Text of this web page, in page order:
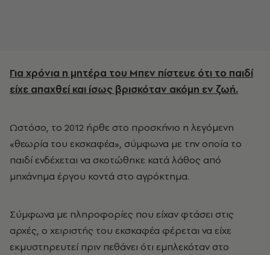
Για χρόνια η μητέρα του Μπεν πίστευε ότι το παιδί
είχε απαχθεί και ίσως βρισκόταν ακόμη εν ζωή.
Ωστόσο, το 2012 ήρθε στο προσκήνιο η λεγόμενη
«θεωρία του εκσκαφέα», σύμφωνα με την οποία το
παιδί ενδέχεται να σκοτώθηκε κατά λάθος από
μηχάνημα έργου κοντά στο αγρόκτημα.
Σύμφωνα με πληροφορίες που είχαν φτάσει στις
αρχές, ο χειριστής του εκσκαφέα φέρεται να είχε
εκμυστηρευτεί πριν πεθάνει ότι εμπλεκόταν στο